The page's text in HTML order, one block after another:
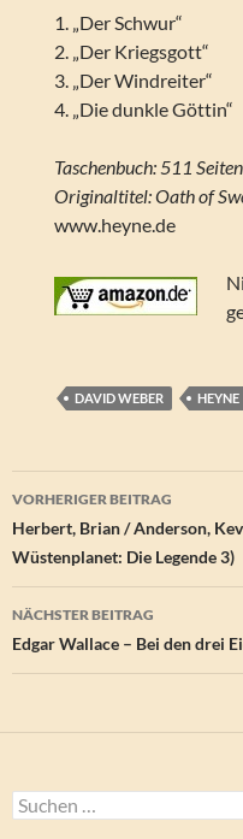
1. „Der Schwur“
2. „Der Kriegsgott“
3. „Der Windreiter“
4. „Die dunkle Göttin“
Taschenbuch: 511 Seiten
Originaltitel: Oath of
www.heyne.de
DAVID WEBER HEYNE
VORHERIGER BEITRAG
Herbert, Brian / Anderson,
Wüstenplanet: Die Legende 3)
NÄCHSTER BEITRAG
Edgar Wallace – Bei den drei
Suchen
nach: